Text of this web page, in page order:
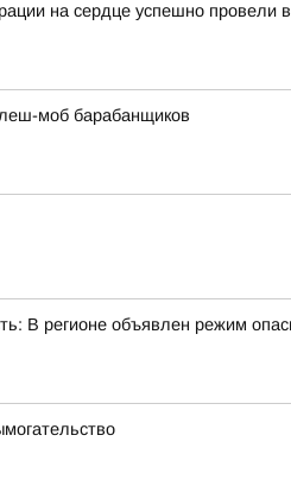
на сердце успешно провели
моб барабанщиков
В регионе объявлен режим